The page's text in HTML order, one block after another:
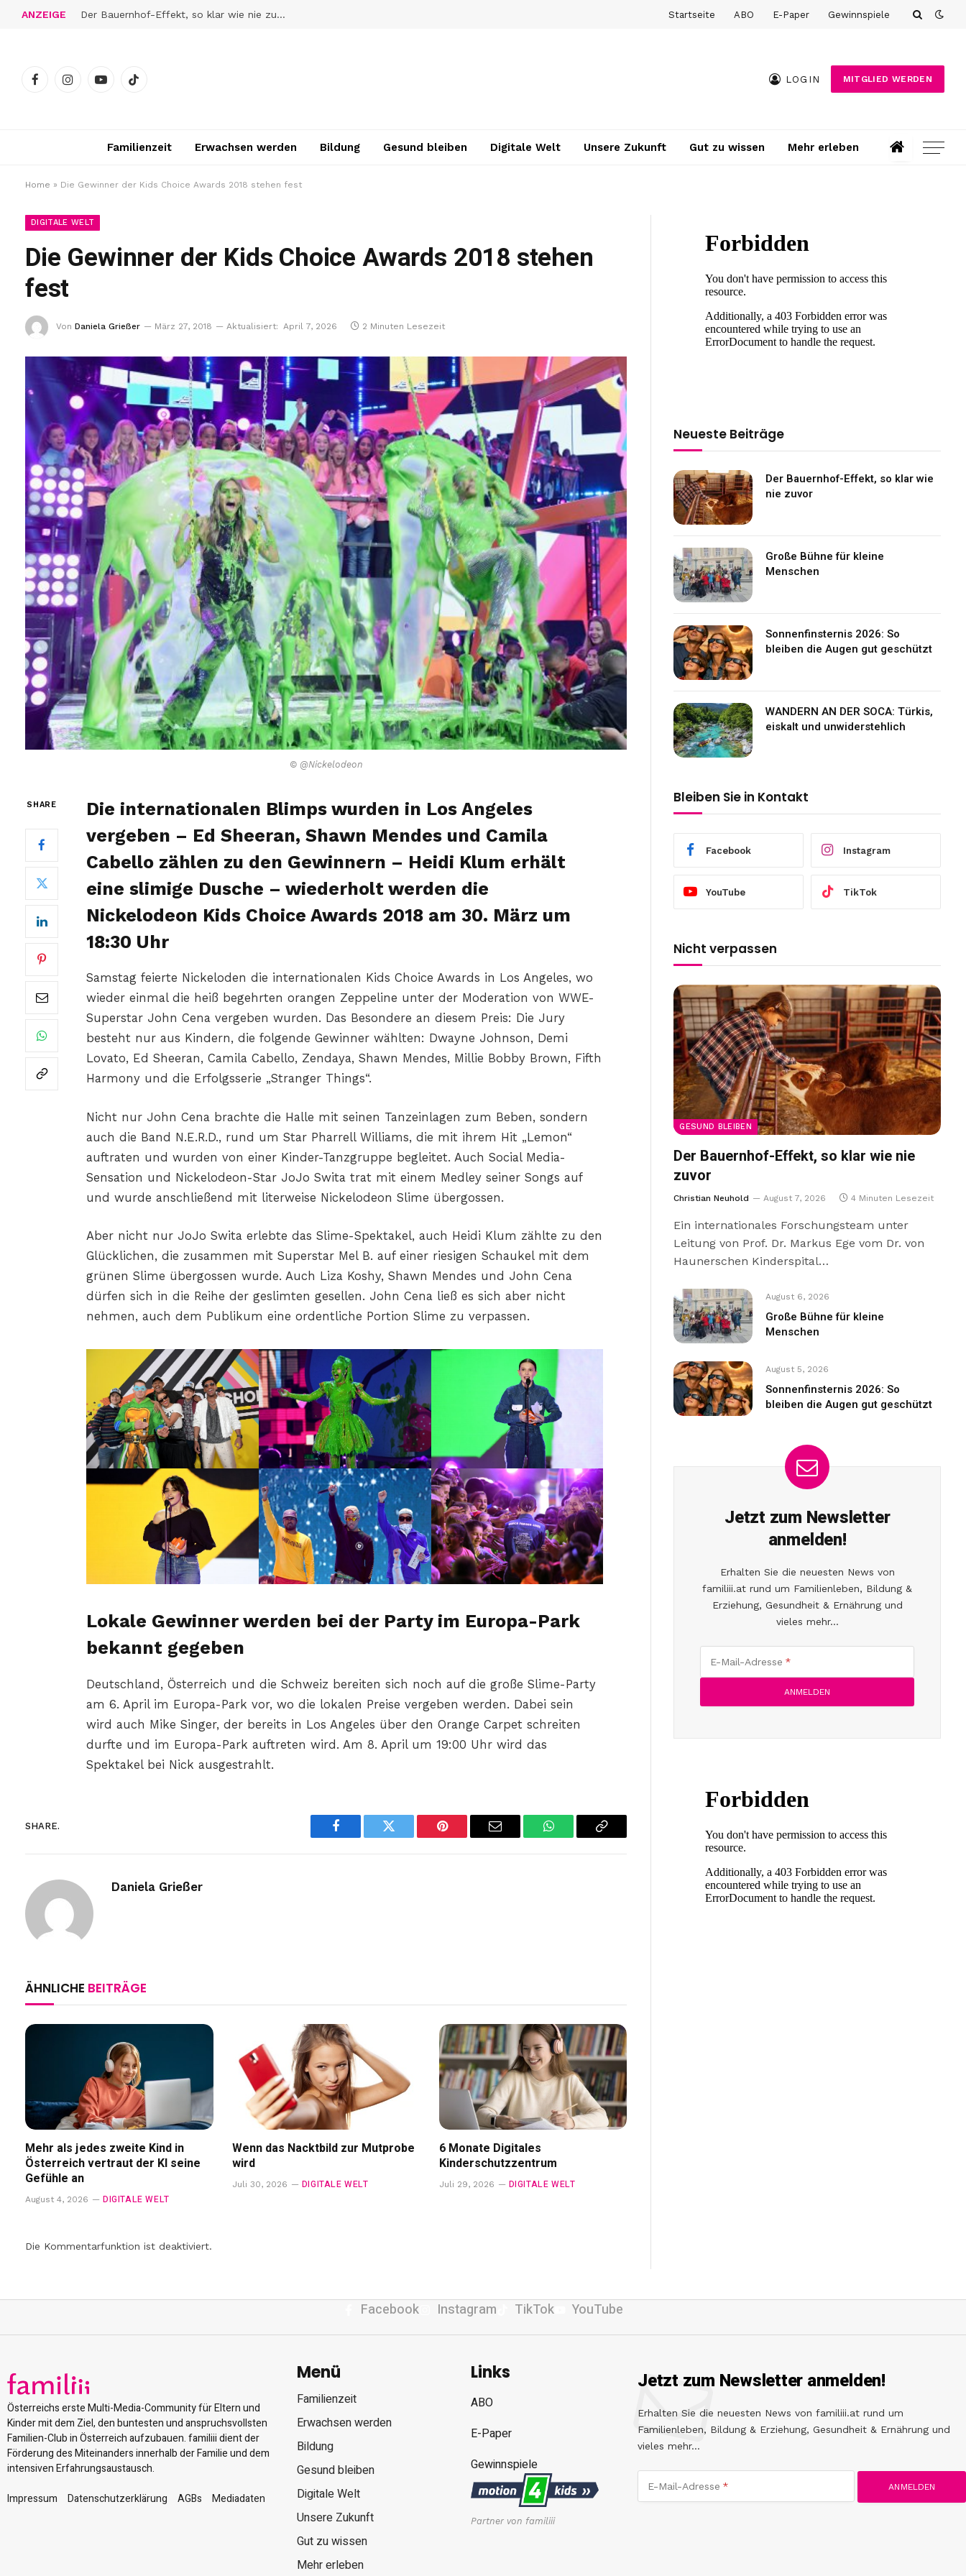
ANZEIGE Der Bauernhof-Effekt, so klar wie nie zuvor Startseite ABO E-Paper Gewinnspiele
FacebookInstagramYouTubeTikTok
LOGIN MITGLIED WERDEN
Familienzeit Erwachsen werden Bildung Gesund bleiben Digitale Welt Unsere Zukunft Gut zu wissen Mehr erleben
Home » Die Gewinner der Kids Choice Awards 2018 stehen fest
DIGITALE WELT
Die Gewinner der Kids Choice Awards 2018 stehen
fest
Von Daniela Grießer März 27, 2018 Aktualisiert: April 7, 2026 2 Minuten Lesezeit
© @Nickelodeon
SHARE
Die internationalen Blimps wurden in Los Angeles
vergeben – Ed Sheeran, Shawn Mendes und Camila
Cabello zählen zu den Gewinnern – Heidi Klum erhält
eine slimige Dusche – wiederholt werden die
Nickelodeon Kids Choice Awards 2018 am 30. März um
18:30 Uhr
Samstag feierte Nickeloden die internationalen Kids Choice Awards in Los Angeles, wo
wieder einmal die heiß begehrten orangen Zeppeline unter der Moderation von WWE-
Superstar John Cena vergeben wurden. Das Besondere an diesem Preis: Die Jury
besteht nur aus Kindern, die folgende Gewinner wählten: Dwayne Johnson, Demi
Lovato, Ed Sheeran, Camila Cabello, Zendaya, Shawn Mendes, Millie Bobby Brown, Fifth
Harmony und die Erfolgsserie „Stranger Things“.
Nicht nur John Cena brachte die Halle mit seinen Tanzeinlagen zum Beben, sondern
auch die Band N.E.R.D., rund um Star Pharrell Williams, die mit ihrem Hit „Lemon“
auftraten und wurden von einer Kinder-Tanzgruppe begleitet. Auch Social Media-
Sensation und Nickelodeon-Star JoJo Swita trat mit einem Medley seiner Songs auf
und wurde anschließend mit literweise Nickelodeon Slime übergossen.
Aber nicht nur JoJo Swita erlebte das Slime-Spektakel, auch Heidi Klum zählte zu den
Glücklichen, die zusammen mit Superstar Mel B. auf einer riesigen Schaukel mit dem
grünen Slime übergossen wurde. Auch Liza Koshy, Shawn Mendes und John Cena
dürfen sich in die Reihe der geslimten gesellen. John Cena ließ es sich aber nicht
nehmen, auch dem Publikum eine ordentliche Portion Slime zu verpassen.
Lokale Gewinner werden bei der Party im Europa-Park
bekannt gegeben
Deutschland, Österreich und die Schweiz bereiten sich noch auf die große Slime-Party
am 6. April im Europa-Park vor, wo die lokalen Preise vergeben werden. Dabei sein
wird auch Mike Singer, der bereits in Los Angeles über den Orange Carpet schreiten
durfte und im Europa-Park auftreten wird. Am 8. April um 19:00 Uhr wird das
Spektakel bei Nick ausgestrahlt.
SHARE.
Facebook Twitter Pinterest Email WhatsAppCopy
Daniela Grießer
ÄHNLICHE BEITRÄGE
Mehr als jedes zweite Kind in
Österreich vertraut der KI seine
Gefühle an
August 4, 2026 DIGITALE WELT
Wenn das Nacktbild zur Mutprobe
wird
Juli 30, 2026 DIGITALE WELT
6 Monate Digitales
Kinderschutzzentrum
Juli 29, 2026 DIGITALE WELT
Die Kommentarfunktion ist deaktiviert.
Neueste Beiträge
Der Bauernhof-Effekt, so klar wie
nie zuvor
Große Bühne für kleine
Menschen
Sonnenfinsternis 2026: So
bleiben die Augen gut geschützt
WANDERN AN DER SOCA: Türkis,
eiskalt und unwiderstehlich
Bleiben Sie in Kontakt
Facebook Instagram
YouTube TikTok
Nicht verpassen
GESUND BLEIBEN
Der Bauernhof-Effekt, so klar wie nie
zuvor
Christian Neuhold August 7, 2026 4 Minuten Lesezeit
Ein internationales Forschungsteam unter
Leitung von Prof. Dr. Markus Ege vom Dr. von
Haunerschen Kinderspital…
August 6, 2026
Große Bühne für kleine
Menschen
August 5, 2026
Sonnenfinsternis 2026: So
bleiben die Augen gut geschützt
Jetzt zum Newsletter
anmelden!
Erhalten Sie die neuesten News von
familiii.at rund um Familienleben, Bildung &
Erziehung, Gesundheit & Ernährung und
vieles mehr...
E-Mail-Adresse
Facebook Instagram TikTok YouTube
Österreichs erste Multi-Media-Community für Eltern und
Kinder mit dem Ziel, den buntesten und anspruchsvollsten
Familien-Club in Österreich aufzubauen. familiii dient der
Förderung des Miteinanders innerhalb der Familie und dem
intensiven Erfahrungsaustausch.
Impressum
Datenschutzerklärung AGBs Mediadaten
Menü
Familienzeit
Erwachsen werden
Bildung
Gesund bleiben
Digitale Welt
Unsere Zukunft
Gut zu wissen
Mehr erleben
Links
ABO
E-Paper
Gewinnspiele
Partner von familiii
Jetzt zum Newsletter anmelden!
Erhalten Sie die neuesten News von familiii.at rund um
Familienleben, Bildung & Erziehung, Gesundheit & Ernährung und
vieles mehr...
E-Mail-Adresse